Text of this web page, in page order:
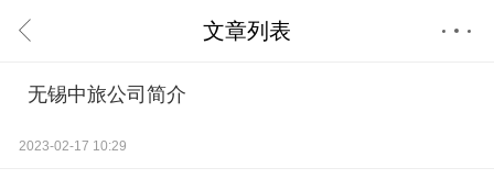
文章列表
无锡中旅公司简介
2023-02-17 10:29